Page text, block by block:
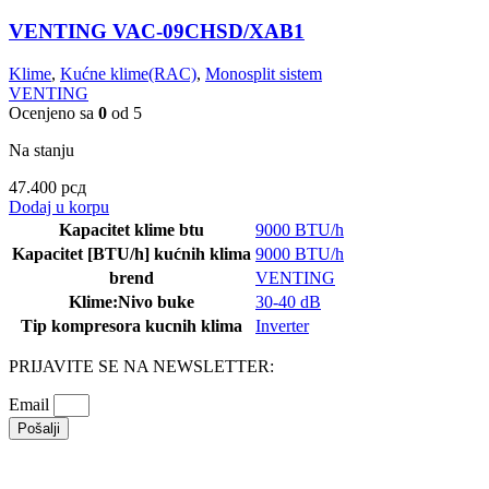
VENTING VAC-09CHSD/XAB1
Klime, Kućne klime(RAC), Monosplit sistem
VENTING
Ocenjeno sa 0 od 5
Na stanju
47.400 рсд
Dodaj u korpu
Kapacitet klime btu
9000 BTU/h
Kapacitet [BTU/h] kućnih klima 9000 BTU/h
brend
VENTING
Klime:Nivo buke
30-40 dB
Tip kompresora kucnih klima
Inverter
PRIJAVITE SE NA NEWSLETTER:
Email
Pošalji